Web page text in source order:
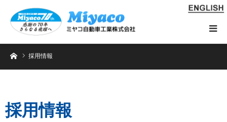
ホーム採用情報
採用情報